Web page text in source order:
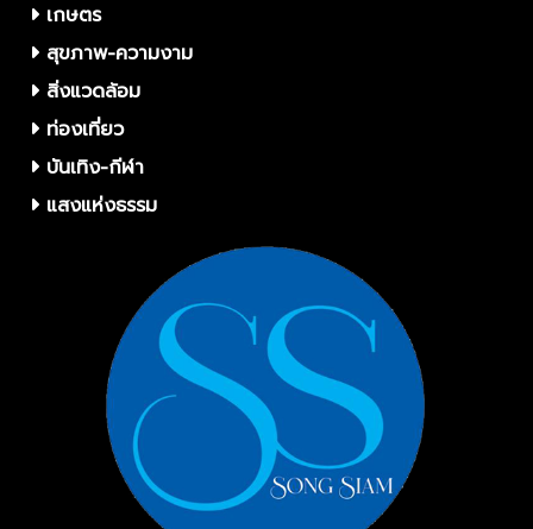
เกษตร
สุขภาพ-ความงาม
สิ่งแวดล้อม
ท่องเที่ยว
บันเทิง-กีฬา
แสงแห่งธรรม